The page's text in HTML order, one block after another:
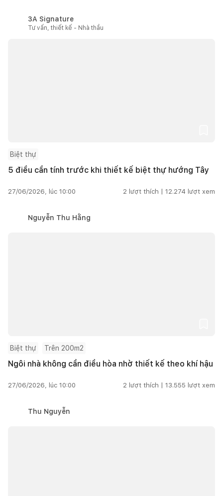
3A Signature
Tư vấn, thiết kế - Nhà thầu
Biệt thự
5 điều cần tính trước khi thiết kế biệt thự hướng Tây
27/06/2026, lúc 10:00 2 lượt thích | 12.274 lượt xem
Nguyễn Thu Hằng
Biệt thự Trên 200m2
Ngôi nhà không cần điều hòa nhờ thiết kế theo khí hậu
27/06/2026, lúc 10:00 2 lượt thích | 13.555 lượt xem
Thu Nguyễn